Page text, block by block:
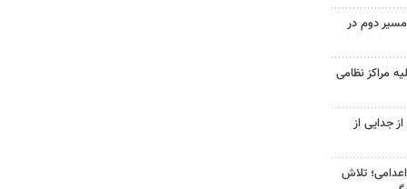
دوم در
مراکز نظامی
جدایی از
تلاش